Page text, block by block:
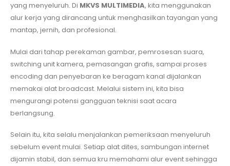
yang menyeluruh. Di MKVS MULTIMEDIA, kita menggunakan
alur kerja yang dirancang untuk menghasilkan tayangan yang
mantap, jernih, dan profesional.
Mulai dari tahap perekaman gambar, pemrosesan suara,
switching unit kamera, pemasangan grafis, sampai proses
encoding dan penyebaran ke beragam kanal dijalankan
memakai alat broadcast. Melalui sistem ini, kita bisa
mengurangi potensi gangguan teknisi saat acara
berlangsung.
Selain itu, kita selalu menjalankan pemeriksaan menyeluruh
sebelum event mulai. Setiap alat dites, sambungan internet
dijamin stabil, dan semua kru memahami alur event sehingga